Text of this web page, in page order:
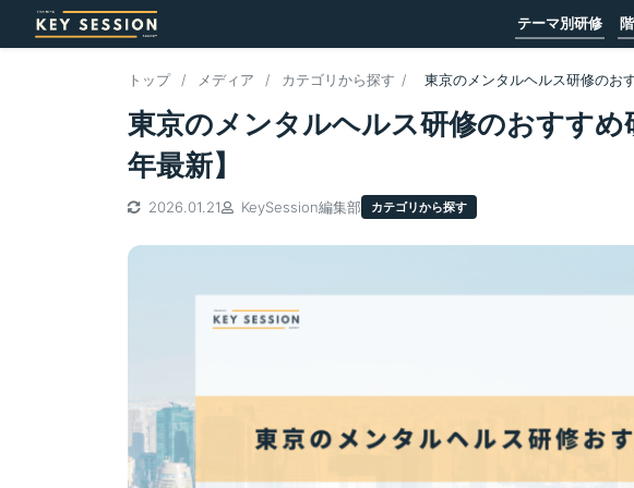
テーマ別研修
トップ / メディア / カテゴリから探す / 東京のメンタルヘルス研修のお
東京のメンタルヘルス研修のおすす
年最新】
2026.01.21 KeySession編集部 カテゴリから探す